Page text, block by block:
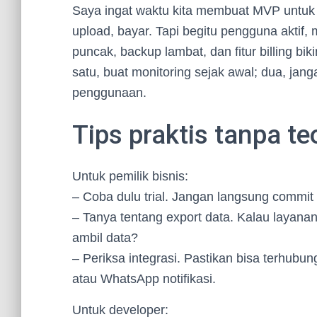
Saya ingat waktu kita membuat MVP
upload, bayar. Tapi begitu pengguna
puncak, backup lambat, dan fitur billing
satu, buat monitoring sejak awal; dua,
penggunaan.
Tips praktis tanpa
Untuk pemilik bisnis:
– Coba dulu trial. Jangan langsung
– Tanya tentang export data. Kalau
ambil data?
– Periksa integrasi. Pastikan bisa
atau WhatsApp notifikasi.
Untuk developer: